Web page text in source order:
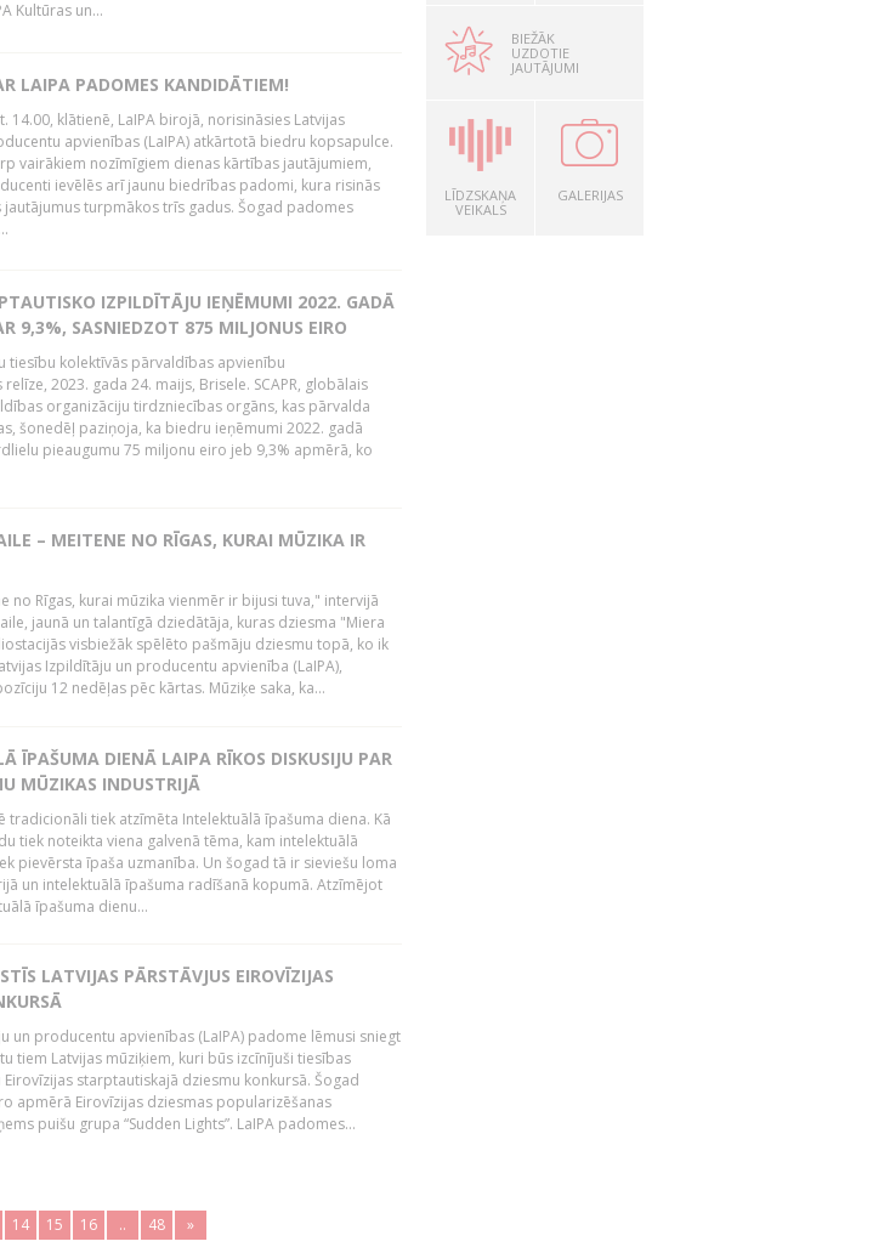
Kultūras un...
LAIPA PADOMES KANDIDĀTIEM!
14.00, klātienē, LaIPA birojā, norisināsies Latvijas
apvienības (LaIPA) atkārtotā biedru kopsapulce.
vairākiem nozīmīgiem dienas kārtības jautājumiem,
ievēlēs arī jaunu biedrības padomi, kura risinās
jautājumus turpmākos trīs gadus. Šogad padomes
IZPILDĪTĀJU IEŅĒMUMI 2022. GADĀ
9,3%, SASNIEDZOT 875 MILJONUS EIRO
tiesību kolektīvās pārvaldības apvienību
2023. gada 24. maijs, Brisele. SCAPR, globālais
organizāciju tirdzniecības orgāns, kas pārvalda
šonedēļ paziņoja, ka biedru ieņēmumi 2022. gadā
pieaugumu 75 miljonu eiro jeb 9,3% apmērā, ko
– MEITENE NO RĪGAS, KURAI MŪZIKA IR
no Rīgas, kurai mūzika vienmēr ir bijusi tuva," intervijā
jaunā un talantīgā dziedātāja, kuras dziesma "Miera
visbiežāk spēlēto pašmāju dziesmu topā, ko ik
Izpildītāju un producentu apvienība (LaIPA),
12 nedēļas pēc kārtas. Mūziķe saka, ka...
ĪPAŠUMA DIENĀ LAIPA RĪKOS DISKUSIJU PAR
MŪZIKAS INDUSTRIJĀ
tradicionāli tiek atzīmēta Intelektuālā īpašuma diena. Kā
tiek noteikta viena galvenā tēma, kam intelektuālā
pievērsta īpaša uzmanība. Un šogad tā ir sieviešu loma
un intelektuālā īpašuma radīšanā kopumā. Atzīmējot
īpašuma dienu...
LATVIJAS PĀRSTĀVJUS EIROVĪZIJAS
un producentu apvienības (LaIPA) padome lēmusi sniegt
tiem Latvijas mūziķiem, kuri būs izcīnījuši tiesības
starptautiskajā dziesmu konkursā. Šogad
apmērā Eirovīzijas dziesmas popularizēšanas
puišu grupa “Sudden Lights”. LaIPA padomes...
14 15 16 .. 48 »
BIEŽĀK
UZDOTIE
JAUTĀJUMI
LĪDZSKAŅA
VEIKALS
GALERIJAS